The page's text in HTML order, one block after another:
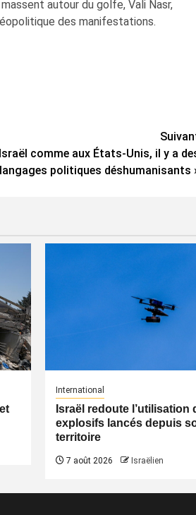
autour du golfe, Vali Nasr,
des manifestations.
comme aux États-Unis, il y a
langages politiques déshumanisants
International
Israël redoute l’utilisation
explosifs lancés depuis
territoire
7 août 2026 Israëlien